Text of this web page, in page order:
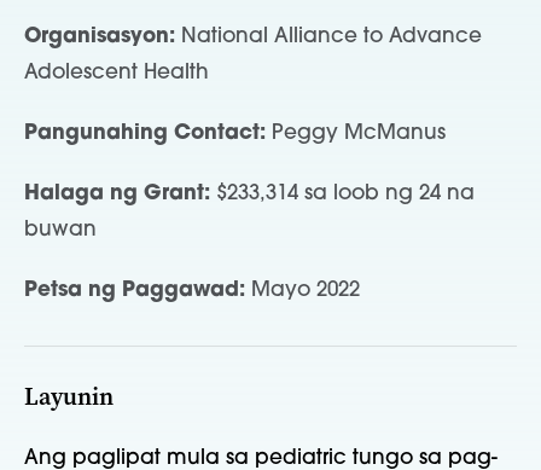
Organisasyon: National Alliance to Advance
Adolescent Health
Pangunahing Contact: Peggy McManus
Halaga ng Grant: $233,314 sa loob ng 24 na
buwan
Petsa ng Paggawad: Mayo 2022
Layunin
Ang paglipat mula sa pediatric tungo sa pag-